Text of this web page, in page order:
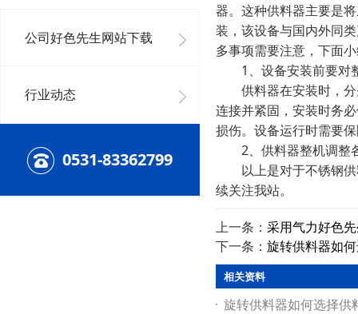
公司好色先生网站下载
行业动态
0531-83362799
器。这种供料器主要是
装，该设备与国内外同
多事项需要注意，下面
1、设备安装前要对整
供料器在安装时，分
连接并紧固，安装时务
损伤。设备运行时需要
2、供料器整机调整各
以上是对于不锈钢供
续关注我站。
上一条： 采用气力好色
下一条： 旋转供料器如
相关资料
旋转供料器如何选择供